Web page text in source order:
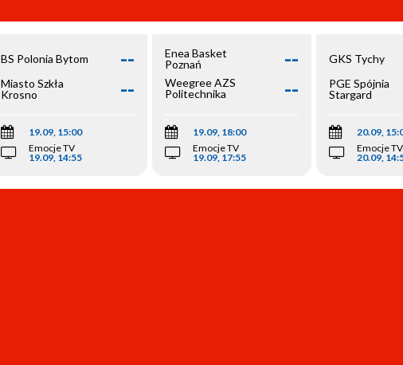
BS Polonia Bytom --
Miasto Szkła
Krosno
--
19.09, 15:00
Emocje TV
19.09, 14:55
Enea Basket
Poznań
--
Weegree AZS
Politechnika
--
19.09, 18:00
Emocje TV
19.09, 17:55
GKS Tychy
PGE Spójnia
Stargard
20.09,
Emocje TV
20.09,